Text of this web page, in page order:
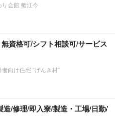
会館 蟹江今
無資格可/シフト相談可/サービス
向け住宅 “げんき村”
造/修理/即入寮/製造・工場/日勤/